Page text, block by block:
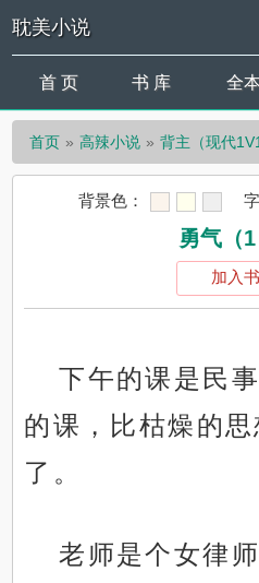
耽美小说
首 页 书 库 全
首页 高辣小说 背主（现代1V1
背景色：
勇气（1
加入
下午的课是民
的课，比枯燥的
了。
老师是个女律